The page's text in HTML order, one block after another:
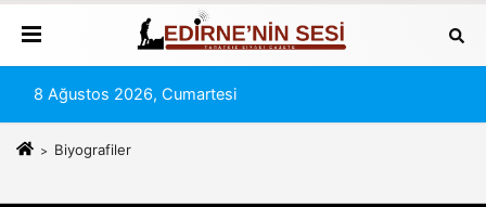
8 Ağustos 2026, Cumartesi
Biyografiler